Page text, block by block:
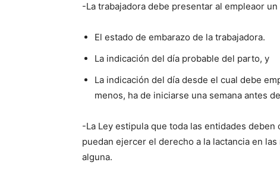
-La trabajadora debe presentar al empleaor
El estado de embarazo de la trabajadora.
La indicación del día probable del parto, y
La indicación del día desde el cual debe
menos, ha de iniciarse una semana antes
-La Ley estipula que toda las entidades deben
puedan ejercer el derecho a la lactancia en
alguna.